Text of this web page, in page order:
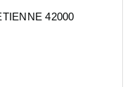
42000